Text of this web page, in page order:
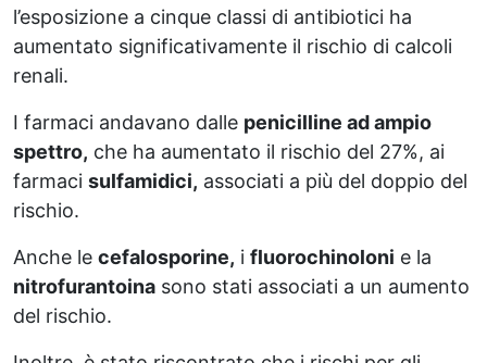
l’esposizione a cinque classi di antibiotici ha
aumentato significativamente il rischio di calcoli
renali.
I farmaci andavano dalle penicilline ad ampio
spettro, che ha aumentato il rischio del 27%, ai
farmaci sulfamidici, associati a più del doppio del
rischio.
Anche le cefalosporine, i fluorochinoloni e la
nitrofurantoina sono stati associati a un aumento
del rischio.